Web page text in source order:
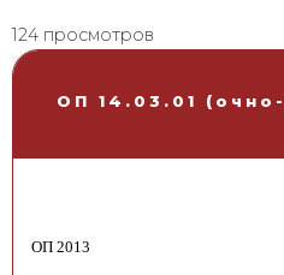
124 просмотров
ОП 14.03.01
ОП 2013